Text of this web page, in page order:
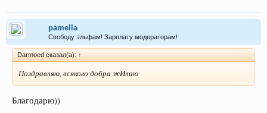
pamella
Свободу эльфам! Зарплату модераторам!
Darmoed сказал(а): ↑
Поздравляю, всякого добра жИлаю
Благодарю))